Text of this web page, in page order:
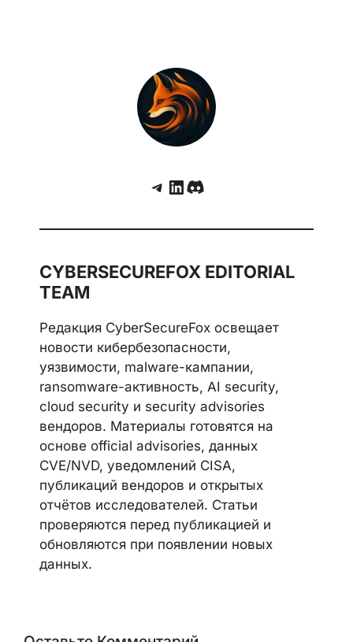
Telegram
LinkedIn
Discord
CYBERSECUREFOX EDITORIAL
TEAM
Редакция CyberSecureFox освещает
новости кибербезопасности,
уязвимости, malware-кампании,
ransomware-активность, AI security,
cloud security и security advisories
вендоров. Материалы готовятся на
основе official advisories, данных
CVE/NVD, уведомлений CISA,
публикаций вендоров и открытых
отчётов исследователей. Статьи
проверяются перед публикацией и
обновляются при появлении новых
данных.